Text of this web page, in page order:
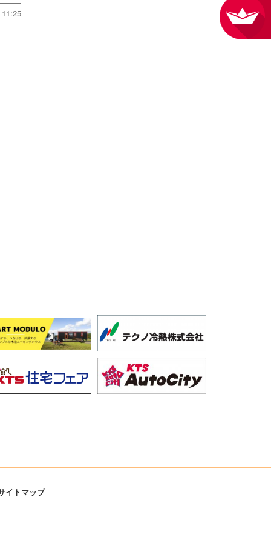
イトマップ